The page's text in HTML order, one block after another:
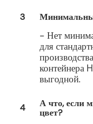
3
- Нет
для
контейнера
выгодной.
4 А что, если
цвет?